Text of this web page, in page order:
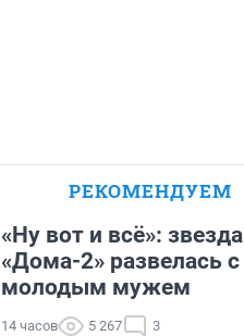
РЕКОМЕНДУЕМ
«Ну вот и всё»: звезда
«Дома-2» развелась с
молодым мужем
14 часов 5 267 3